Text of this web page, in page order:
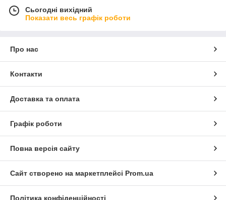
Сьогодні вихідний
Показати весь графік роботи
Про нас
Контакти
Доставка та оплата
Графік роботи
Повна версія сайту
Сайт створено на маркетплейсі Prom.ua
Політика конфіденційності